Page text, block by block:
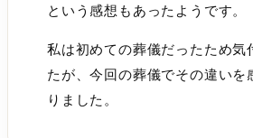
という感想もあったようです。
私は初めての葬儀だったため気
たが、今回の葬儀でその違いを
りました。